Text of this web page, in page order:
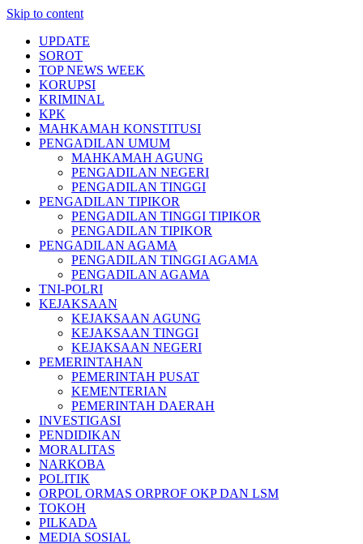
Skip to content
UPDATE
SOROT
TOP NEWS WEEK
KORUPSI
KRIMINAL
KPK
MAHKAMAH KONSTITUSI
PENGADILAN UMUM
MAHKAMAH AGUNG
PENGADILAN NEGERI
PENGADILAN TINGGI
PENGADILAN TIPIKOR
PENGADILAN TINGGI TIPIKOR
PENGADILAN TIPIKOR
PENGADILAN AGAMA
PENGADILAN TINGGI AGAMA
PENGADILAN AGAMA
TNI-POLRI
KEJAKSAAN
KEJAKSAAN AGUNG
KEJAKSAAN TINGGI
KEJAKSAAN NEGERI
PEMERINTAHAN
PEMERINTAH PUSAT
KEMENTERIAN
PEMERINTAH DAERAH
INVESTIGASI
PENDIDIKAN
MORALITAS
NARKOBA
POLITIK
ORPOL ORMAS ORPROF OKP DAN LSM
TOKOH
PILKADA
MEDIA SOSIAL